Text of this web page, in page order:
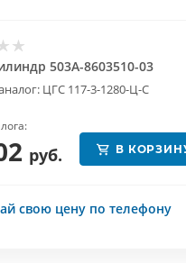
503А-8603510-03
ЦГС 117-3-1280-Ц-С
руб. В
свою цену по телефону